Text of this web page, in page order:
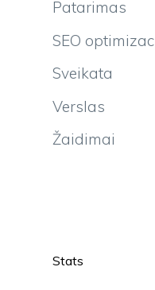
Patarimas
SEO
Sveikata
Verslas
Žaidimai
Stats